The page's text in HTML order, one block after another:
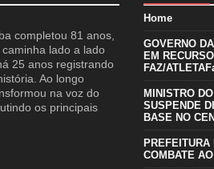
completou 81 anos,
lado a lado
25 anos registrando
Ao longo
na voz do
os principais
Home
GOVERNO
EM
FAZ/
MINISTRO
SUSPENDE
BASE NO
COMBATE